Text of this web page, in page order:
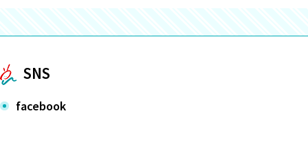
SNS
facebook